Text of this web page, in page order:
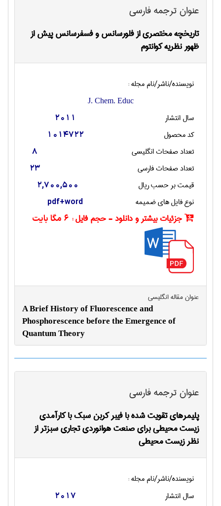
عنوان ترجمه فارسی
تاریخچه مختصری از فلورسانس و فسفرسانس پیش از
ظهور نظریه کوانتوم
نویسنده/ناشر/نام مجله :
J. Chem. Educ
سال انتشار 2011
کد محصول 1014722
تعداد صفحات انگليسی 8
تعداد صفحات فارسی 23
قیمت بر حسب ریال 2,700,500
نوع فایل های ضمیمه pdf+word
جزئیات بیشتر و دانلود - حجم فایل : 6 مگا بایت
عنوان مقاله انگليسی
A Brief History of Fluorescence and
Phosphorescence before the Emergence of
Quantum Theory
عنوان ترجمه فارسی
پلیمرهای تقویت شده با فیبر کربن سبک با کارآمدی
زیست محیطی برای صنعت هوانوردی تجاری سبزتر از
نظر زیست محیطی
نویسنده/ناشر/نام مجله :
سال انتشار
2017